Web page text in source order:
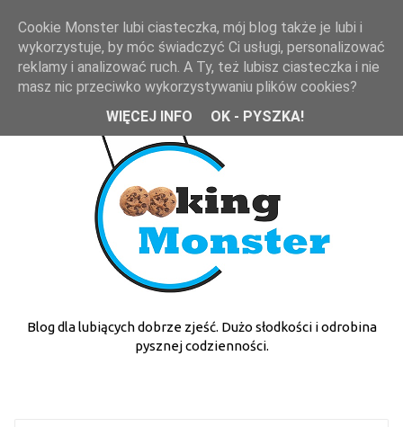
Blog dla lubiących dobrze zjeść. Dużo słodkości i odrobina
pysznej codzienności.
Cookie Monster lubi ciasteczka, mój blog także je lubi i
wykorzystuje, by móc świadczyć Ci usługi, personalizować
reklamy i analizować ruch. A Ty, też lubisz ciasteczka i nie
masz nic przeciwko wykorzystywaniu plików cookies?
WIĘCEJ INFO
OK - PYSZKA!